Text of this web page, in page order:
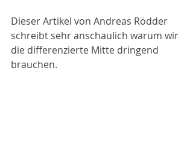
Dieser Artikel von Andreas Rödder
schreibt sehr anschaulich warum wir
die differenzierte Mitte dringend
brauchen.